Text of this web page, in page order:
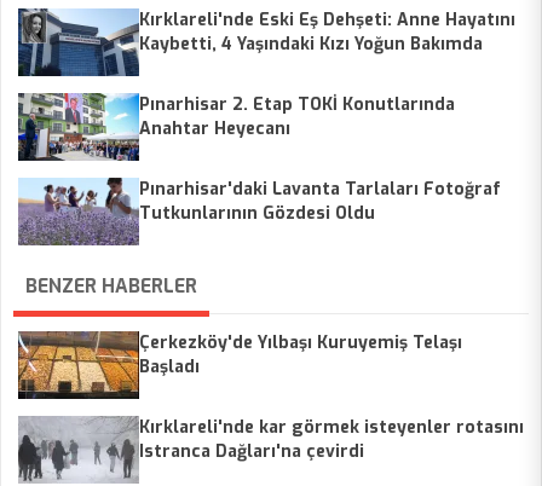
Kırklareli'nde Eski Eş Dehşeti: Anne Hayatını
Kaybetti, 4 Yaşındaki Kızı Yoğun Bakımda
Pınarhisar 2. Etap TOKİ Konutlarında
Anahtar Heyecanı
Pınarhisar'daki Lavanta Tarlaları Fotoğraf
Tutkunlarının Gözdesi Oldu
BENZER HABERLER
Çerkezköy'de Yılbaşı Kuruyemiş Telaşı
Başladı
Kırklareli'nde kar görmek isteyenler rotasını
Istranca Dağları'na çevirdi